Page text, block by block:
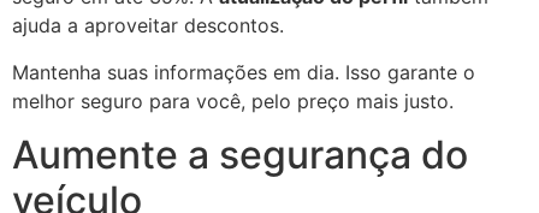
ajuda a aproveitar descontos.
Mantenha suas informações em dia. Isso garante o
melhor seguro para você, pelo preço mais justo.
Aumente a segurança do
veículo